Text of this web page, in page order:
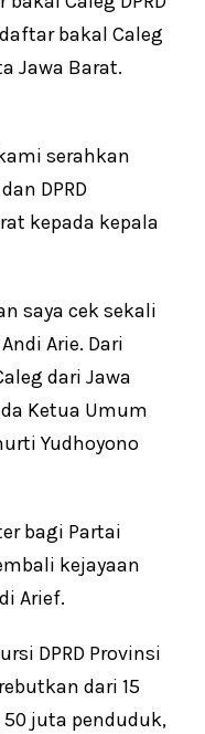
bakal Caleg
Jawa Barat.
serahkan
DPRD
kepada kepala
saya cek sekali
Arie. Dari
dari Jawa
Ketua Umum
Yudhoyono
bagi Partai
kejayaan
Arief.
DPRD Provinsi
dari 15
juta penduduk,